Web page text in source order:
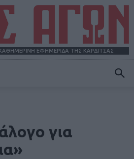
ΕΦΗΜΕΡΙΔΑ ΤΗΣ ΚΑΡΔΙΤΣΑΣ
για